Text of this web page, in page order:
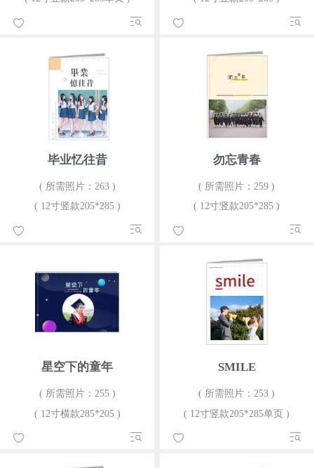
毕业忆往昔
( 所需照片：263 )
( 12寸竖款205*285 )
勿忘青春
( 所需照片：259 )
( 12寸竖款205*285 )
星空下的童年
( 所需照片：255 )
( 12寸横款285*205 )
SMILE
( 所需照片：253 )
( 12寸竖款205*285单页 )